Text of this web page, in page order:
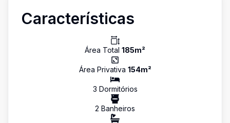
Características
Área Total 185m²
Área Privativa 154m²
3 Dormitórios
2 Banheiros